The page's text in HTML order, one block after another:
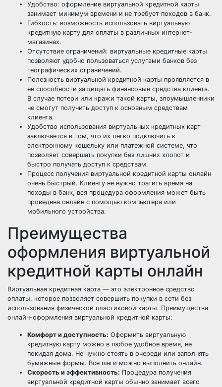
Удобство: оформление виртуальной кредитной карты
занимает минимум времени и не требует походов в банк.
Гибкость: возможность использовать виртуальную
кредитную карту для оплаты в различных интернет-
магазинах.
Отсутствие ограничений: виртуальные кредитные карты
позволяют удобно пользоваться услугами банков без
географических ограничений.
Полезность виртуальной кредитной карты проявляется в
ее способности защищать финансовые средства клиента.
В случае потери или кражи такой карты, злоумышленники
не смогут получить доступ к основным средствам
клиента.
Удобство использования виртуальных кредитных карт
заключается в том, что их легко подключить к
электронному кошельку или платежной системе, что
позволяет совершать покупки без лишних хлопот и
быстро получать доступ к средствам.
Процесс получения виртуальной кредитной карты онлайн
очень быстрый. Клиенту не нужно тратить время на
походы в банк, вся процедура оформления может быть
проведена онлайн с помощью компьютера или
мобильного устройства.
Преимущества
оформления виртуальной
кредитной карты онлайн
Виртуальная кредитная карта — это электронное средство
оплаты, которое позволяет совершить покупки в сети без
использования физической пластиковой карты. Преимущества
онлайн-оформления виртуальной кредитной карты:
Комфорт и доступность: Оформить виртуальную
кредитную карту можно в любое удобное время, не
покидая дома. Не нужно стоять в очереди или заполнять
бумажные формы. Все шаги можно выполнить онлайн.
Скорость и эффективность: Процедура получения
виртуальной кредитной карты обычно занимает всего